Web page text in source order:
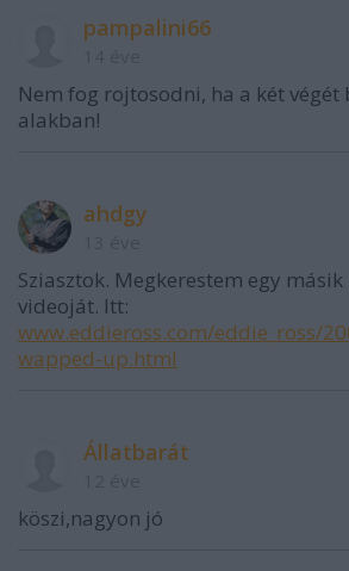
pampalini66
Nem fog rojtosodni, ha a két végét
alakban!
ahdgy
Sziasztok. Megkerestem egy
videoját. Itt:
www.eddieross.com/eddie_ross/
wapped-up.html
Állatbarát
köszi,nagyon jó